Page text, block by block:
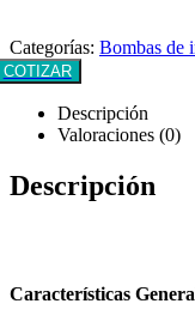
Categorías: Bombas de
COTIZAR
Descripción
Valoraciones (0)
Descripción
Características